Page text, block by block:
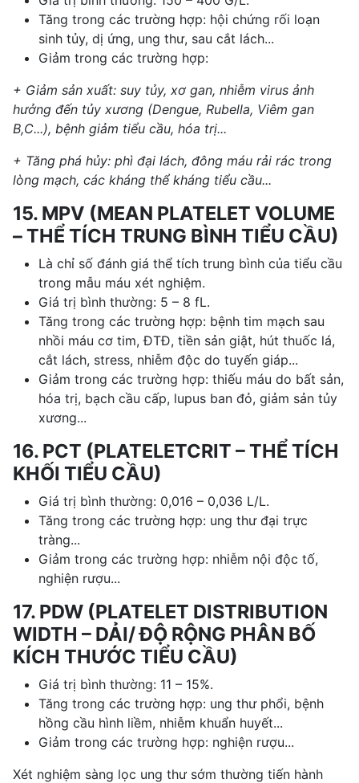
Tăng trong các trường hợp: hội chứng rối loạn
sinh tủy, dị ứng, ung thư, sau cắt lách...
Giảm trong các trường hợp:
+ Giảm sản xuất: suy tủy, xơ gan, nhiễm virus ảnh
hưởng đến tủy xương (Dengue, Rubella, Viêm gan
B,C...), bệnh giảm tiểu cầu, hóa trị...
+ Tăng phá hủy: phì đại lách, đông máu rải rác trong
lòng mạch, các kháng thể kháng tiểu cầu...
15. MPV (MEAN PLATELET VOLUME
– THỂ TÍCH TRUNG BÌNH TIỂU CẦU)
Là chỉ số đánh giá thể tích trung bình của tiểu cầu
trong mẫu máu xét nghiệm.
Giá trị bình thường: 5 – 8 fL.
Tăng trong các trường hợp: bệnh tim mạch sau
nhồi máu cơ tim, ĐTĐ, tiền sản giật, hút thuốc lá,
cắt lách, stress, nhiễm độc do tuyến giáp...
Giảm trong các trường hợp: thiếu máu do bất sản,
hóa trị, bạch cầu cấp, lupus ban đỏ, giảm sản tủy
xương...
16. PCT (PLATELETCRIT – THỂ TÍCH
KHỐI TIỂU CẦU)
Giá trị bình thường: 0,016 – 0,036 L/L.
Tăng trong các trường hợp: ung thư đại trực
tràng...
Giảm trong các trường hợp: nhiễm nội độc tố,
nghiện rượu...
17. PDW (PLATELET DISTRIBUTION
WIDTH – DẢI/ ĐỘ RỘNG PHÂN BỐ
KÍCH THƯỚC TIỂU CẦU)
Giá trị bình thường: 11 – 15%.
Tăng trong các trường hợp: ung thư phổi, bệnh
hồng cầu hình liềm, nhiễm khuẩn huyết...
Giảm trong các trường hợp: nghiện rượu...
Xét nghiệm sàng lọc ung thư sớm thường tiến hành